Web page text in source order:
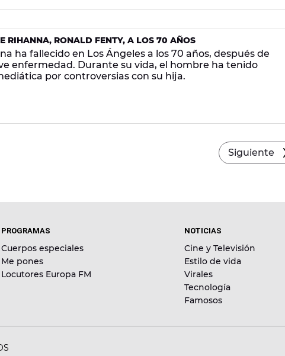
RIHANNA, RONALD FENTY, A LOS 70 AÑOS
ha fallecido en Los Ángeles a los 70 años, después de
enfermedad. Durante su vida, el hombre ha tenido
por controversias con su hija.
Siguiente
PROGRAMAS
Cuerpos especiales
Me pones
Locutores Europa FM
NOTICIAS
Cine y Televisión
Estilo de vida
Virales
Tecnología
Famosos